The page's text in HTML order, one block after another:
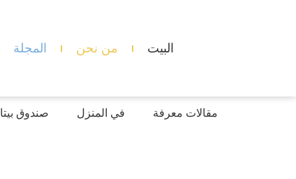
البيت من نحن المجلة
مقالات معرفة في المنزل صندوق بيتا